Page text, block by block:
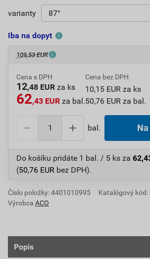
varianty
Iba na dopyt
109,53 EUR
Cena s DPH
12,48 EUR za ks
62,43 EUR za bal.
Cena bez DPH
10,15 EUR za ks
50,76 EUR za bal.
bal.
Do košíku pridáte 1 bal. / 5 ks za
(50,76 EUR bez DPH).
Číslo položky:4401010995
Katalógový kód:
Výrobca ACO
Popis